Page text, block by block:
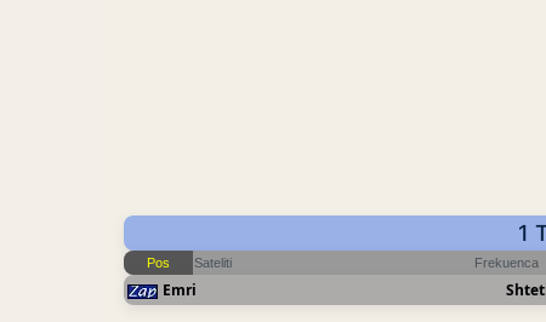
1
Pos Sateliti Frekuenca
Emri